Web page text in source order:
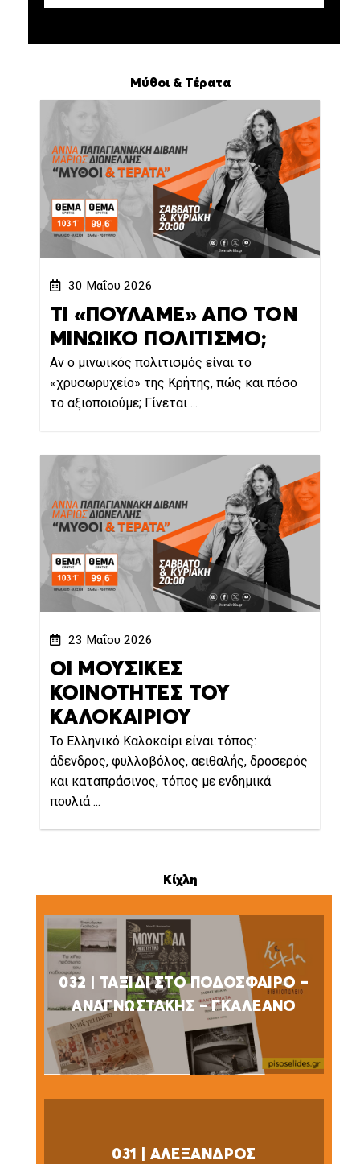
Μύθοι & Τέρατα
30 Μαΐου 2026
ΤΙ «ΠΟΥΛΑΜΕ» ΑΠΟ ΤΟΝ
ΜΙΝΩΙΚΟ ΠΟΛΙΤΙΣΜΟ;
Αν ο μινωικός πολιτισμός είναι το
«χρυσωρυχείο» της Κρήτης, πώς και πόσο
το αξιοποιούμε; Γίνεται ...
23 Μαΐου 2026
ΟΙ ΜΟΥΣΙΚΕΣ
ΚΟΙΝΟΤΗΤΕΣ ΤΟΥ
ΚΑΛΟΚΑΙΡΙΟΥ
Το Ελληνικό Καλοκαίρι είναι τόπος:
άδενδρος, φυλλοβόλος, αειθαλής, δροσερός
και καταπράσινος, τόπος με ενδημικά
πουλιά ...
Κίχλη
032 | ΤΑΞΙΔΙ ΣΤΟ ΠΟΔΟΣΦΑΙΡΟ –
ΑΝΑΓΝΩΣΤΑΚΗΣ – ΓΚΑΛΕΑΝΟ
031 | ΑΛΕΞΑΝΔΡΟΣ